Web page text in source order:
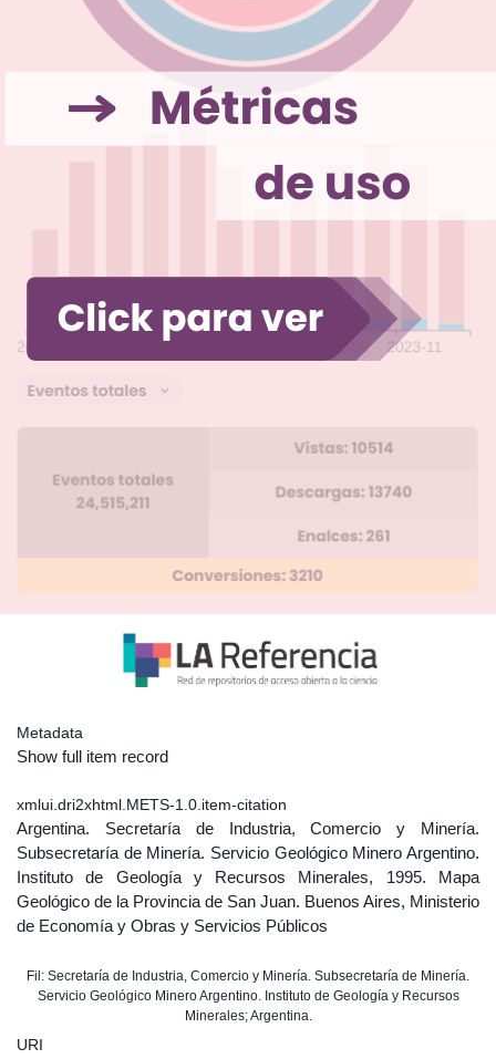
Metadata
Show full item record
xmlui.dri2xhtml.METS-1.0.item-citation
Argentina. Secretaría de Industria, Comercio y Minería.
Subsecretaría de Minería. Servicio Geológico Minero Argentino.
Instituto de Geología y Recursos Minerales, 1995. Mapa
Geológico de la Provincia de San Juan. Buenos Aires, Ministerio
de Economía y Obras y Servicios Públicos
Fil: Secretaría de Industria, Comercio y Minería. Subsecretaría de Minería.
Servicio Geológico Minero Argentino. Instituto de Geología y Recursos
Minerales; Argentina.
URI